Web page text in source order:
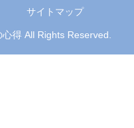
サイトマップ
得 All Rights Reserved.